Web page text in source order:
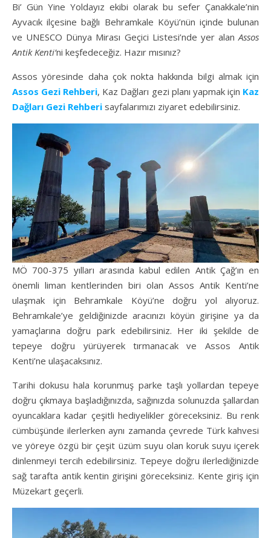
Bi’ Gün Yine Yoldayız ekibi olarak bu sefer Çanakkale’nin
Ayvacık ilçesine bağlı Behramkale Köyü’nün içinde bulunan
ve UNESCO Dünya Mirası Geçici Listesi’nde yer alanAssos
Antik Kenti’ni keşfedeceğiz. Hazır mısınız?
Assos yöresinde daha çok nokta hakkında bilgi almak için
Assos Gezi Rehberi, Kaz Dağları gezi planı yapmak için Kaz
Dağları Gezi Rehberi sayfalarımızı ziyaret edebilirsiniz.
MÖ 700-375 yılları arasında kabul edilen Antik Çağ’ın en
önemli liman kentlerinden biri olan Assos Antik Kenti’ne
ulaşmak için Behramkale Köyü’ne doğru yol alıyoruz.
Behramkale’ye geldiğinizde aracınızı köyün girişine ya da
yamaçlarına doğru park edebilirsiniz. Her iki şekilde de
tepeye doğru yürüyerek tırmanacak ve Assos Antik
Kenti’ne ulaşacaksınız.
Tarihi dokusu hala korunmuş parke taşlı yollardan tepeye
doğru çıkmaya başladığınızda, sağınızda solunuzda şallardan
oyuncaklara kadar çeşitli hediyelikler göreceksiniz. Bu renk
cümbüşünde ilerlerken aynı zamanda çevrede Türk kahvesi
ve yöreye özgü bir çeşit üzüm suyu olan koruk suyu içerek
dinlenmeyi tercih edebilirsiniz. Tepeye doğru ilerlediğinizde
sağ tarafta antik kentin girişini göreceksiniz. Kente giriş için
Müzekart geçerli.